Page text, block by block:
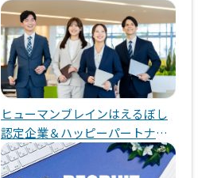
ヒューマンブレインはえるぼし
認定企業＆ハッピーパートナー
企業です！